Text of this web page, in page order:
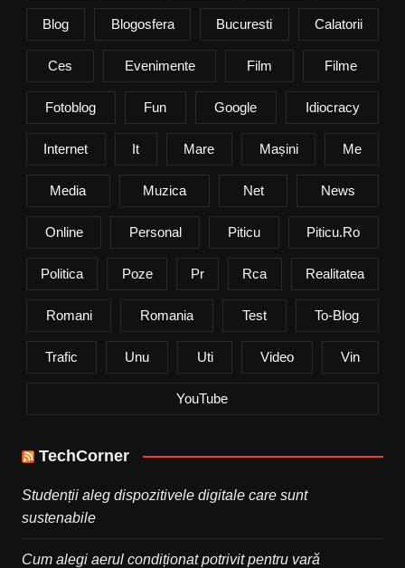
Blog Blogosfera Bucuresti Calatorii
Ces Evenimente Film Filme
Fotoblog Fun Google Idiocracy
Internet It Mare Mașini Me
Media Muzica Net News
Online Personal Piticu Piticu.ro
Politica Poze Pr Rca Realitatea
Romani Romania Test To-Blog
Trafic Unu Uti Video Vin
YouTube
TechCorner
Studenții aleg dispozitivele digitale care sunt
sustenabile
Cum alegi aerul condiționat potrivit pentru vară